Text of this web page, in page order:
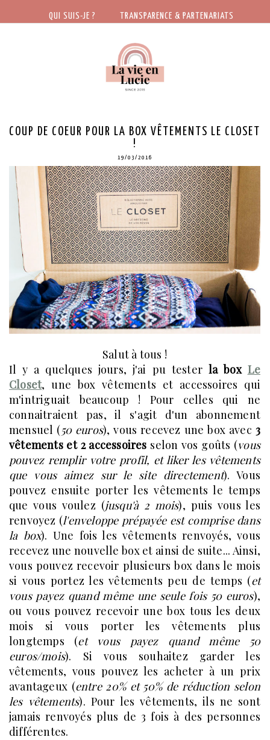
COUP DE COEUR POUR LA BOX VÊTEMENTS LE CLOSET
!
19/03/2016
Salut à tous !
Il y a quelques jours, j'ai pu tester la box Le
Closet, une box vêtements et accessoires qui
m'intriguait beaucoup ! Pour celles qui ne
connaitraient pas, il s'agit d'un abonnement
mensuel (50 euros), vous recevez une box avec 3
vêtements et 2 accessoires selon vos goûts (vous
pouvez remplir votre profil, et liker les vêtements
que vous aimez sur le site directement). Vous
pouvez ensuite porter les vêtements le temps
que vous voulez (jusqu'à 2 mois), puis vous les
renvoyez (l'enveloppe prépayée est comprise dans
la box). Une fois les vêtements renvoyés, vous
recevez une nouvelle box et ainsi de suite... Ainsi,
vous pouvez recevoir plusieurs box dans le mois
si vous portez les vêtements peu de temps (et
vous payez quand même une seule fois 50 euros),
ou vous pouvez recevoir une box tous les deux
mois si vous porter les vêtements plus
longtemps (et vous payez quand même 50
euros/mois). Si vous souhaitez garder les
vêtements, vous pouvez les acheter à un prix
avantageux (entre 20% et 50% de réduction selon
les vêtements). Pour les vêtements, ils ne sont
jamais renvoyés plus de 3 fois à des personnes
différentes.
QUI SUIS-JE ? TRANSPARENCE & PARTENARIATS